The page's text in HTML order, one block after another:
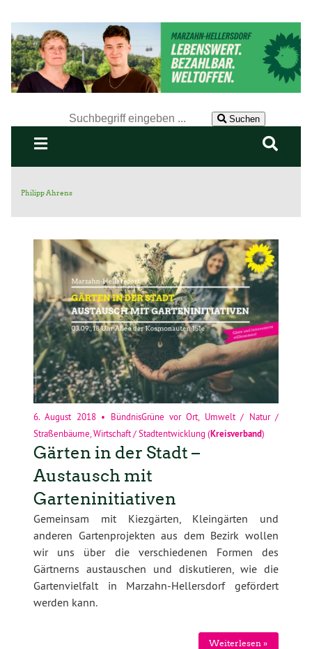
Suchen
Philipp Ahrens
6. August 2018• BündnisGrüne vor Ort
Umwelt / Natur /
Straßenbäume Wirtschaft / Stadtentwicklung (Kreisverband)
Gärten in der Stadt –
Austausch mit
Garteninitiativen
Gemeinsam mit Kiezgärten, Kleingärten und
anderen Gartenprojekten aus dem Bezirk wollen
wir uns über die verschiedenen Formen des
Gärtnerns austauschen und diskutieren, wie die
Gartenvielfalt in Marzahn-Hellersdorf gefördert
werden kann.
Weiterlesen »